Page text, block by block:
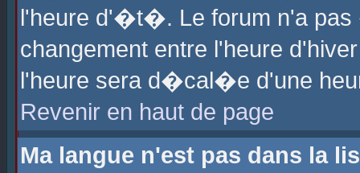
l'heure d'�t�. Le forum n'a
changement entre l'heure
l'heure sera d�cal�e d'une
Revenir en haut de page
Ma langue n'est pas dans la